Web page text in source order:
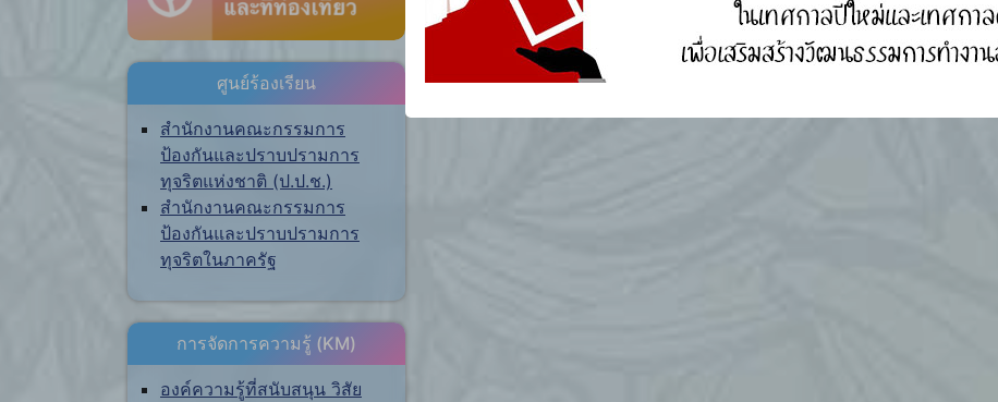
ศูนย์ร้องเรียน
สำนักงานคณะกรรมการ
ป้องกันและปราบปรามการ
ทุจริตแห่งชาติ (ป.ป.ช.)
สำนักงานคณะกรรมการ
ป้องกันและปราบปรามการ
ทุจริตในภาครัฐ
การจัดการความรู้ (KM)
องค์ความรู้ที่สนับสนุน วิสัย